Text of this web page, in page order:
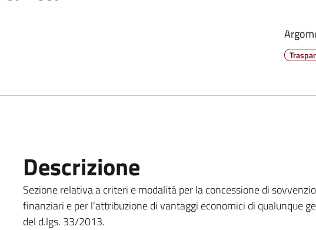
Descrizione
Sezione relativa a criteri e modalità per la concessione di
finanziari e per l'attribuzione di vantaggi economici di qualunque
del d.lgs. 33/2013.